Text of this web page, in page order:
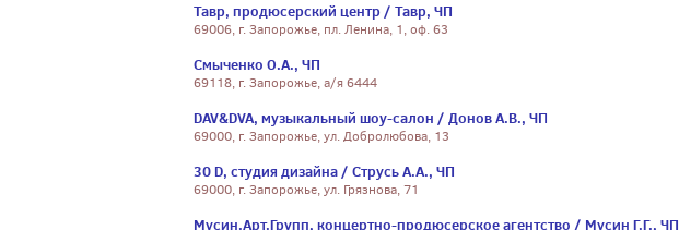
Тавр, продюсерский центр / Тавр, ЧП
69006, г. Запорожье, пл. Ленина, 1, оф. 63
Смыченко О.А., ЧП
69118, г. Запорожье, а/я 6444
DAV&DVA, музыкальный шоу-салон / Донов А.В., ЧП
69000, г. Запорожье, ул. Добролюбова, 13
30 D, студия дизайна / Струсь А.А., ЧП
69000, г. Запорожье, ул. Грязнова, 71
Мусин.Арт.Групп, концертно-продюсерское агентство / Мусин Г.Г., ЧП